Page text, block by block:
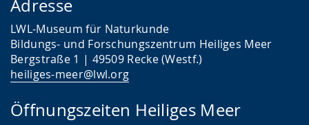
Adresse
LWL-Museum für Naturkunde
Bildungs- und Forschungszentrum Heiliges Meer
Bergstraße 1 | 49509 Recke (Westf.)
heiliges-meer@lwl.org
Öffnungszeiten Heiliges Meer